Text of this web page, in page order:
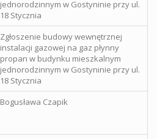
jednorodzinnym w Gostyninie przy ul.
18 Stycznia
Zgłoszenie budowy wewnętrznej
instalacji gazowej na gaz płynny
propan w budynku mieszkalnym
jednorodzinnym w Gostyninie przy ul.
18 Stycznia
Bogusława Czapik